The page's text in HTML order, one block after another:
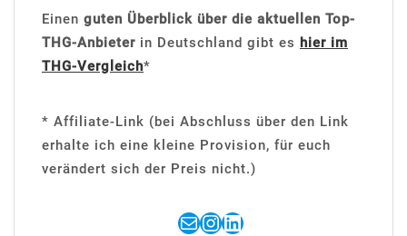
Einen guten Überblick über die aktuellen Top-
THG-Anbieter in Deutschland gibt es hier im
THG-Vergleich*
* Affiliate-Link (bei Abschluss über den Link
erhalte ich eine kleine Provision, für euch
verändert sich der Preis nicht.)
E-MailInstagram
LinkedIn